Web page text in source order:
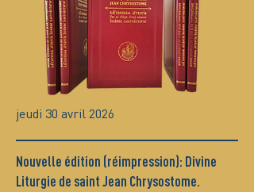
jeudi 30 avril 2026
Nouvelle édition (réimpression): Divine
Liturgie de saint Jean Chrysostome.